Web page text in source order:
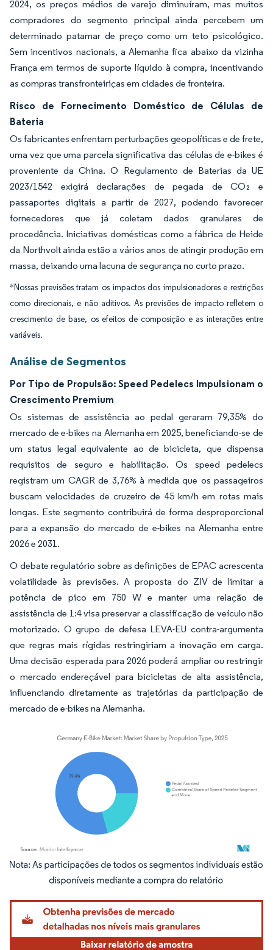
2024, os preços médios de varejo diminuíram, mas muitos
compradores do segmento principal ainda percebem um
determinado patamar de preço como um teto psicológico.
Sem incentivos nacionais, a Alemanha fica abaixo da vizinha
França em termos de suporte líquido à compra, incentivando
as compras transfronteiriças em cidades de fronteira.
Risco de Fornecimento Doméstico de Células de
Bateria
Os fabricantes enfrentam perturbações geopolíticas e de frete,
uma vez que uma parcela significativa das células de e-bikes é
proveniente da China. O Regulamento de Baterias da UE
2023/1542 exigirá declarações de pegada de CO₂ e
passaportes digitais a partir de 2027, podendo favorecer
fornecedores que já coletam dados granulares de
procedência. Iniciativas domésticas como a fábrica de Heide
da Northvolt ainda estão a vários anos de atingir produção em
massa, deixando uma lacuna de segurança no curto prazo.
*Nossas previsões tratam os impactos dos impulsionadores e restrições
como direcionais, e não aditivos. As previsões de impacto refletem o
crescimento de base, os efeitos de composição e as interações entre
variáveis.
Análise de Segmentos
Por Tipo de Propulsão: Speed Pedelecs Impulsionam o
Crescimento Premium
Os sistemas de assistência ao pedal geraram 79,35% do
mercado de e-bikes na Alemanha em 2025, beneficiando-se de
um status legal equivalente ao de bicicleta, que dispensa
requisitos de seguro e habilitação. Os speed pedelecs
registram um CAGR de 3,76% à medida que os passageiros
buscam velocidades de cruzeiro de 45 km/h em rotas mais
longas. Este segmento contribuirá de forma desproporcional
para a expansão do mercado de e-bikes na Alemanha entre
2026 e 2031.
O debate regulatório sobre as definições de EPAC acrescenta
volatilidade às previsões. A proposta do ZIV de limitar a
potência de pico em 750 W e manter uma relação de
assistência de 1:4 visa preservar a classificação de veículo não
motorizado. O grupo de defesa LEVA-EU contra-argumenta
que regras mais rígidas restringiriam a inovação em carga.
Uma decisão esperada para 2026 poderá ampliar ou restringir
o mercado endereçável para bicicletas de alta assistência,
influenciando diretamente as trajetórias da participação de
mercado de e-bikes na Alemanha.
Imagem © Mordor Intelligence. O reuso requer atribuição conforme CC BY 4.0.